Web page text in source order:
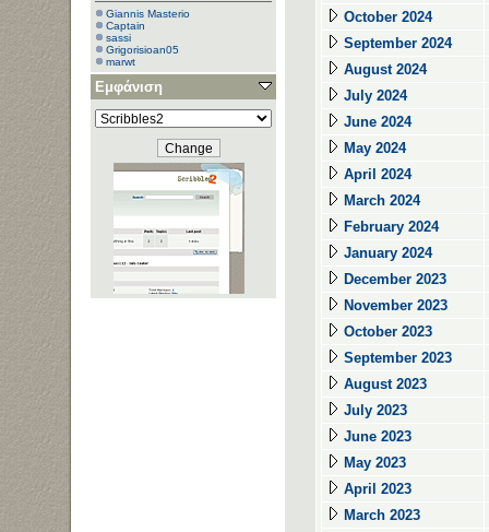
Giannis Masterio
Captain
sassi
Grigorisioan05
marwt
Εμφάνιση
October 2024
September 2024
August 2024
July 2024
June 2024
May 2024
April 2024
March 2024
February 2024
January 2024
December 2023
November 2023
October 2023
September 2023
August 2023
July 2023
June 2023
May 2023
April 2023
March 2023